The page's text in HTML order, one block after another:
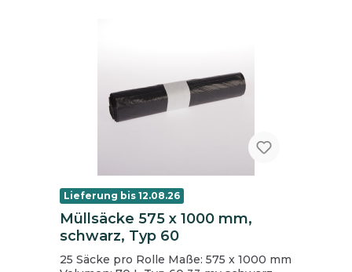
Lieferung bis 12.08.26
Müllsäcke 575 x 1000 mm,
schwarz, Typ 60
25 Säcke pro Rolle Maße: 575 x 1000 mm